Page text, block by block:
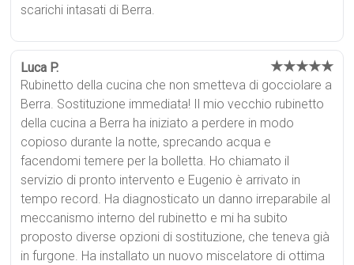
scarichi intasati di Berra.
Luca P. ★★★★★
Rubinetto della cucina che non smetteva di gocciolare a
Berra. Sostituzione immediata! Il mio vecchio rubinetto
della cucina a Berra ha iniziato a perdere in modo
copioso durante la notte, sprecando acqua e
facendomi temere per la bolletta. Ho chiamato il
servizio di pronto intervento e Eugenio è arrivato in
tempo record. Ha diagnosticato un danno irreparabile al
meccanismo interno del rubinetto e mi ha subito
proposto diverse opzioni di sostituzione, che teneva già
in furgone. Ha installato un nuovo miscelatore di ottima